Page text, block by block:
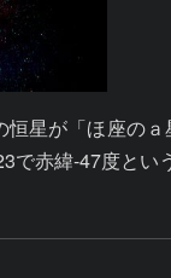
星が「ほ座の
赤緯-47度とい